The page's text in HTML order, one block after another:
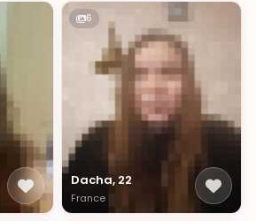
6
Dacha, 22
France